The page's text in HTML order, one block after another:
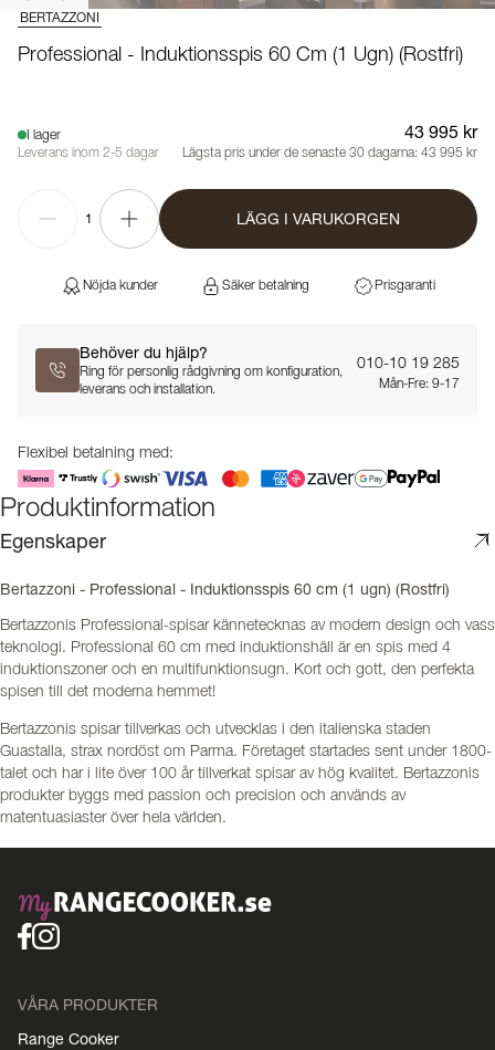
BERTAZZONI
Professional - Induktionsspis 60 Cm (1 Ugn) (Rostfri)
I lager
Leverans inom 2-5 dagar
43 995 kr
Lägsta pris under de senaste 30 dagarna: 43 995 kr
1 LÄGG I VARUKORGEN
Nöjda kunder Säker betalning Prisgaranti
Behöver du hjälp?
Ring för personlig rådgivning om konfiguration,
leverans och installation.
010-10 19 285
Mån-Fre: 9-17
Flexibel betalning med:
Produktinformation
Egenskaper
Bertazzoni - Professional - Induktionsspis 60 cm (1 ugn) (Rostfri)
Bertazzonis Professional-spisar kännetecknas av modern design och vass
teknologi. Professional 60 cm med induktionshäll är en spis med 4
induktionszoner och en multifunktionsugn. Kort och gott, den perfekta
spisen till det moderna hemmet!
Bertazzonis spisar tillverkas och utvecklas i den italienska staden
Guastalla, strax nordöst om Parma. Företaget startades sent under 1800-
talet och har i lite över 100 år tillverkat spisar av hög kvalitet. Bertazzonis
produkter byggs med passion och precision och används av
matentuasiaster över hela världen.
VÅRA PRODUKTER
Range Cooker